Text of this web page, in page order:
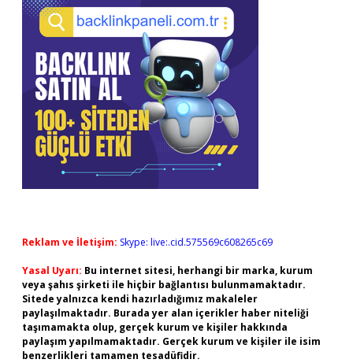
Reklam ve İletişim: Skype: live:.cid.575569c608265c69
Yasal Uyarı: Bu internet sitesi, herhangi bir marka, kurum
veya şahıs şirketi ile hiçbir bağlantısı bulunmamaktadır.
Sitede yalnızca kendi hazırladığımız makaleler
paylaşılmaktadır. Burada yer alan içerikler haber niteliği
taşımamakta olup, gerçek kurum ve kişiler hakkında
paylaşım yapılmamaktadır. Gerçek kurum ve kişiler ile isim
benzerlikleri tamamen tesadüfidir.